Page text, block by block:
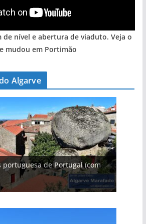
de nível e abertura de viaduto. Veja o
mudou em Portimão
Algarve
portuguesa de Portugal (com
Tejo (com vídeo)
com cascata